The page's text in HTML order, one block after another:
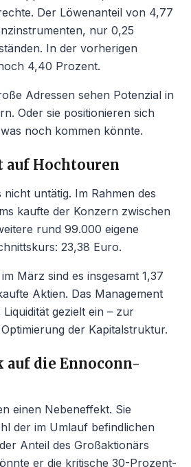
Der Löwenanteil von 4,77
nur 0,25
In der vorherigen
4,40 Prozent.
Adressen sehen Potenzial in
Oder sie positionieren sich
noch kommen könnte.
auf Hochtouren
untätig. Im Rahmen des
kaufte der Konzern zwischen
rund 99.000 eigene
23,38 Euro.
März sind es insgesamt 1,37
Aktien. Das Management
gezielt ein – zur
der Kapitalstruktur.
auf die Ennoconn-
einen Nebeneffekt. Sie
der im Umlauf befindlichen
Anteil des Großaktionärs
er die kritische 30-Prozent-